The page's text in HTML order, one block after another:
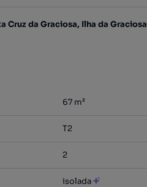
Cruz da Graciosa, Ilha da Graciosa
67 m²
T2
2
isolada